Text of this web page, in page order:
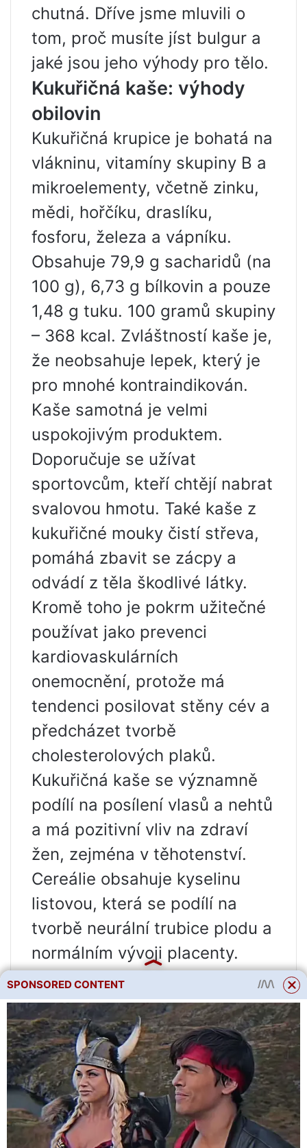
chutná. Dříve jsme mluvili o
tom, proč musíte jíst bulgur a
jaké jsou jeho výhody pro tělo.
Kukuřičná kaše: výhody
obilovin
Kukuřičná krupice je bohatá na
vlákninu, vitamíny skupiny B a
mikroelementy, včetně zinku,
mědi, hořčíku, draslíku,
fosforu, železa a vápníku.
Obsahuje 79,9 g sacharidů (na
100 g), 6,73 g bílkovin a pouze
1,48 g tuku. 100 gramů skupiny
– 368 kcal. Zvláštností kaše je,
že neobsahuje lepek, který je
pro mnohé kontraindikován.
Kaše samotná je velmi
uspokojivým produktem.
Doporučuje se užívat
sportovcům, kteří chtějí nabrat
svalovou hmotu. Také kaše z
kukuřičné mouky čistí střeva,
pomáhá zbavit se zácpy a
odvádí z těla škodlivé látky.
Kromě toho je pokrm užitečné
používat jako prevenci
kardiovaskulárních
onemocnění, protože má
tendenci posilovat stěny cév a
předcházet tvorbě
cholesterolových plaků.
Kukuřičná kaše se významně
podílí na posílení vlasů a nehtů
a má pozitivní vliv na zdraví
žen, zejména v těhotenství.
Cereálie obsahuje kyselinu
listovou, která se podílí na
tvorbě neurální trubice plodu a
normálním vývoji placenty.
Vzhledem k tomu, že kukuřičná
krupice je hypoalergenní, lze ji
zařadit do doplňkových
potravin pro šestiměsíční děti.
K čemu se hodí kukuřičná
kaše?
Kukuřičná kaše je oblíbená v
SPONSORED CONTENT